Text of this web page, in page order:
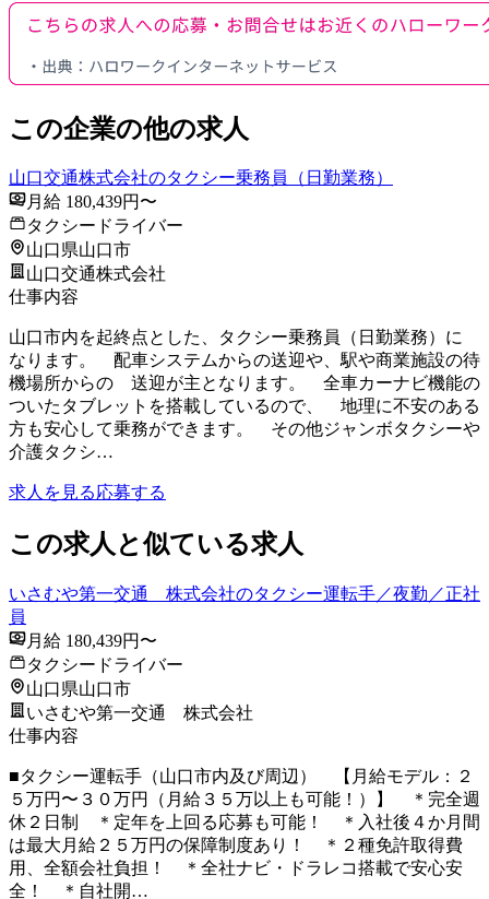
この企業の他の求人
山口交通株式会社のタクシー乗務員（日勤業務）
月給 180,439円〜
タクシードライバー
山口県山口市
山口交通株式会社
仕事内容
山口市内を起終点とした、タクシー乗務員（日勤業務）に
なります。 配車システムからの送迎や、駅や商業施設の待
機場所からの 送迎が主となります。 全車カーナビ機能の
ついたタブレットを搭載しているので、 地理に不安のある
方も安心して乗務ができます。 その他ジャンボタクシーや
介護タクシ…
求人を見る応募する
この求人と似ている求人
いさむや第一交通 株式会社のタクシー運転手／夜勤／正社
員
月給 180,439円〜
タクシードライバー
山口県山口市
いさむや第一交通 株式会社
仕事内容
■タクシー運転手（山口市内及び周辺） 【月給モデル：２
５万円〜３０万円（月給３５万以上も可能！）】 ＊完全週
休２日制 ＊定年を上回る応募も可能！ ＊入社後４か月間
は最大月給２５万円の保障制度あり！ ＊２種免許取得費
用、全額会社負担！ ＊全社ナビ・ドラレコ搭載で安心安
全！ ＊自社開…